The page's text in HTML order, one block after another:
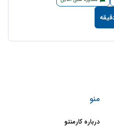
منو
درباره کارمنتو